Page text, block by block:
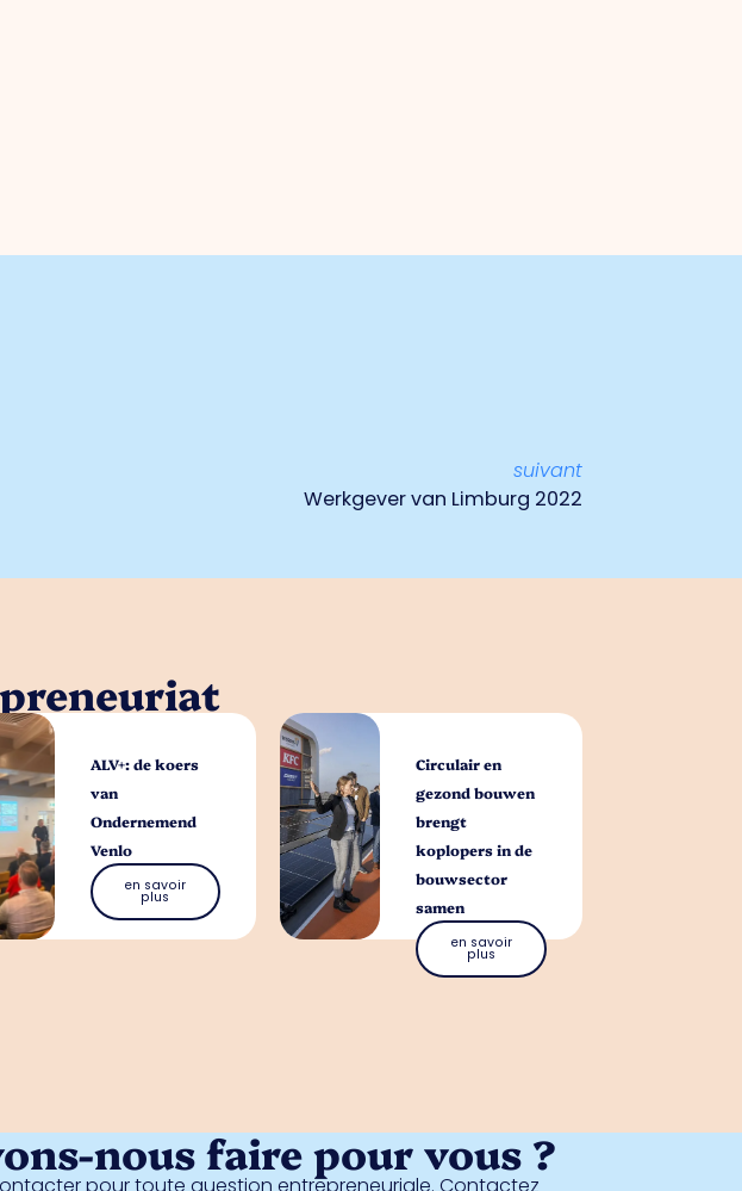
suivant
Werkgever van Limburg 2022
ALV+: de koers
van
Ondernemend
Venlo
en savoir
plus
Circulair en
gezond bouwen
brengt
koplopers in de
bouwsector
samen
en savoir
plus
nous faire pour vous ?
pour toute question entrepreneuriale. Contactez